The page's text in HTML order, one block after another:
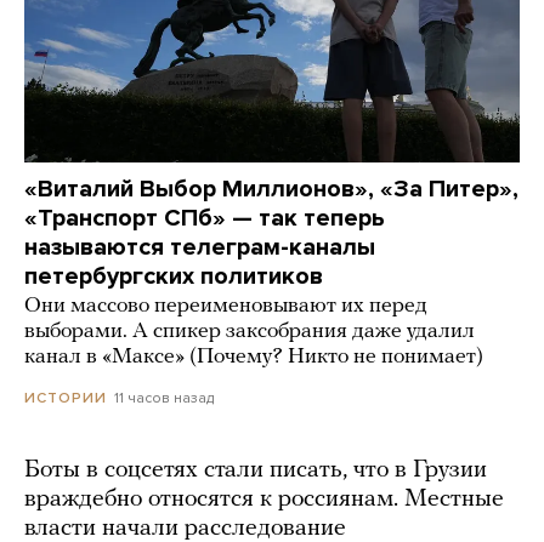
«Виталий Выбор Миллионов», «За Питер»,
«Транспорт СПб» — так теперь
называются телеграм-каналы
петербургских политиков
Они массово переименовывают их перед
выборами. А спикер заксобрания даже удалил
канал в «Максе» (Почему? Никто не понимает)
ИСТОРИИ 11 часов назад
Боты в соцсетях стали писать, что в Грузии
враждебно относятся к россиянам. Местные
власти начали расследование